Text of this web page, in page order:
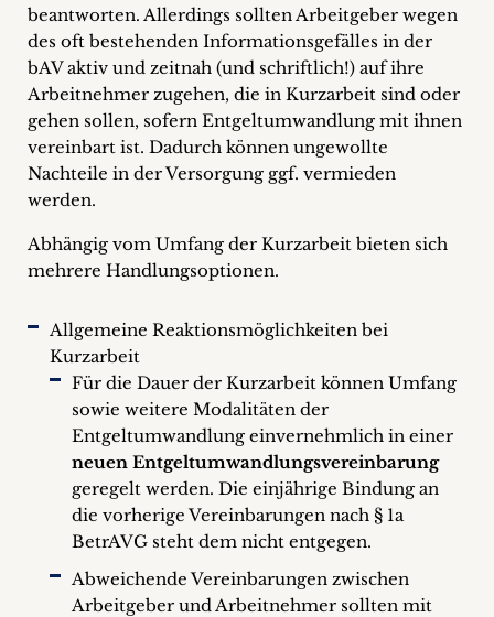
beantworten. Allerdings sollten Arbeitgeber wegen
des oft bestehenden Informationsgefälles in der
bAV aktiv und zeitnah (und schriftlich!) auf ihre
Arbeitnehmer zugehen, die in Kurzarbeit sind oder
gehen sollen, sofern Entgeltumwandlung mit ihnen
vereinbart ist. Dadurch können ungewollte
Nachteile in der Versorgung ggf. vermieden
werden.
Abhängig vom Umfang der Kurzarbeit bieten sich
mehrere Handlungsoptionen.
Allgemeine Reaktionsmöglichkeiten bei
Kurzarbeit
Für die Dauer der Kurzarbeit können Umfang
sowie weitere Modalitäten der
Entgeltumwandlung einvernehmlich in einer
neuen Entgeltumwandlungsvereinbarung
geregelt werden. Die einjährige Bindung an
die vorherige Vereinbarungen nach § 1a
BetrAVG steht dem nicht entgegen.
Abweichende Vereinbarungen zwischen
Arbeitgeber und Arbeitnehmer sollten mit